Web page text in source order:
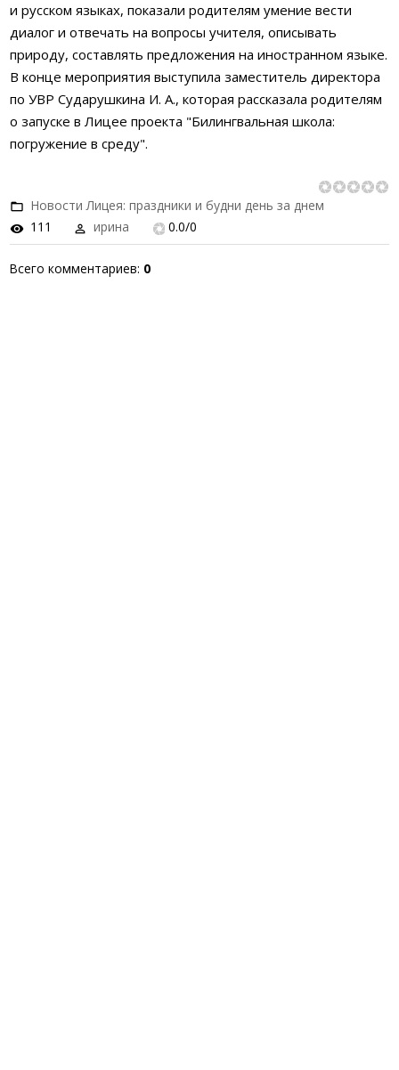
и русском языках, показали родителям умение вести
диалог и отвечать на вопросы учителя, описывать
природу, составлять предложения на иностранном языке.
В конце мероприятия выступила заместитель директора
по УВР Сударушкина И. А., которая рассказала родителям
о запуске в Лицее проекта "Билингвальная школа:
погружение в среду".
Новости Лицея: праздники и будни день за днем
111
ирина 0.0/0
Всего комментариев: 0